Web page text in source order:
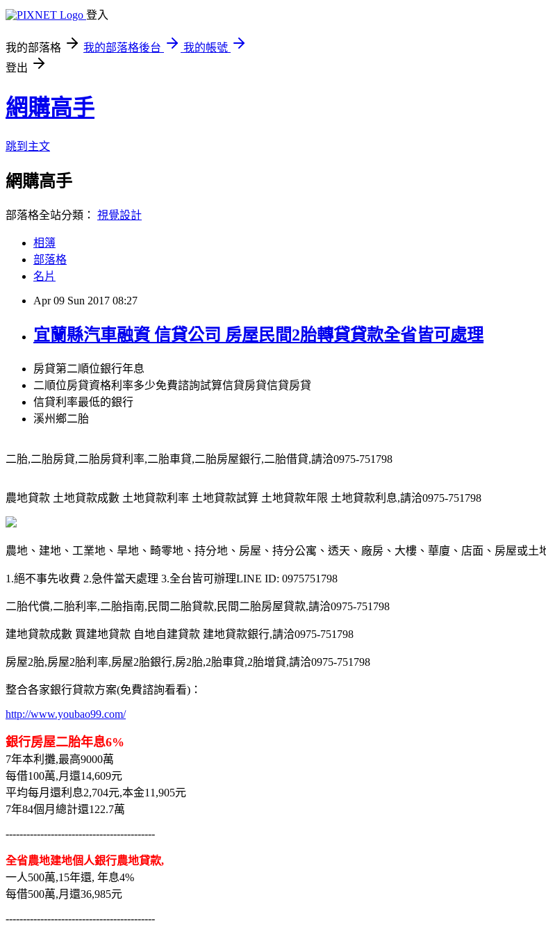
登入
我的部落格 我的部落格後台
我的帳號
登出
網購高手
跳到主文
網購高手
部落格全站分類： 視覺設計
相簿
部落格
名片
Apr 09 Sun 2017 08:27
宜蘭縣汽車融資 信貸公司 房屋民間2胎轉貸貸款全省皆可處理
房貸第二順位銀行年息
二順位房貸資格利率多少免費諮詢試算信貸房貸信貸房貸
信貸利率最低的銀行
溪州鄉二胎
二胎,二胎房貸,二胎房貸利率,二胎車貸,二胎房屋銀行,二胎借貸,請洽0975-751798
農地貸款 土地貸款成數 土地貸款利率 土地貸款試算 土地貸款年限 土地貸款利息,請洽0975-751798
農地、建地、工業地、旱地、畸零地、持分地、房屋、持分公寓、透天、廠房、大樓、華廈、店面、房屋或土
1.絕不事先收費 2.急件當天處理 3.全台皆可辦理LINE ID: 0975751798
二胎代償,二胎利率,二胎指南,民間二胎貸款,民間二胎房屋貸款,請洽0975-751798
建地貸款成數 買建地貸款 自地自建貸款 建地貸款銀行,請洽0975-751798
房屋2胎,房屋2胎利率,房屋2胎銀行,房2胎,2胎車貸,2胎增貸,請洽0975-751798
整合各家銀行貸款方案(免費諮詢看看)：
http://www.youbao99.com/
銀行房屋二胎年息6%
7年本利攤,最高9000萬
每借100萬,月還14,609元
平均每月還利息2,704元,本金11,905元
7年84個月總計還122.7萬
-------------------------------------------
全省農地建地個人銀行農地貸款,
一人500萬,15年還, 年息4%
每借500萬,月還36,985元
-------------------------------------------